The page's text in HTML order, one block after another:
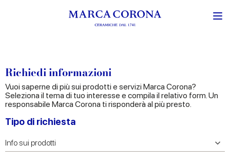
Richiedi informazioni
Vuoi saperne di più sui prodotti e servizi Marca Corona?
Seleziona il tema di tuo interesse e compila il relativo form. Un
responsabile Marca Corona ti risponderà al più presto.
Tipo di richiesta